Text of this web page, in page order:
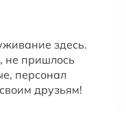
здесь.
не пришлось
персонал
друзьям!